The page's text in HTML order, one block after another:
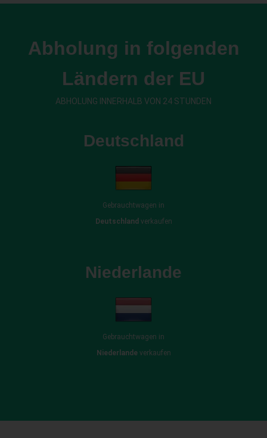
Abholung in folgenden
Ländern der EU
ABHOLUNG INNERHALB VON 24 STUNDEN
Deutschland
Gebrauchtwagen in
Deutschland verkaufen
Niederlande
Gebrauchtwagen in
Niederlandeverkaufen